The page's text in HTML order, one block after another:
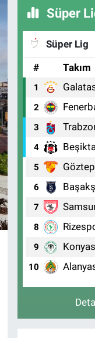
Süper
Süper Lig
#
Takım
1
2
3
4
5
6
7
8
9
10